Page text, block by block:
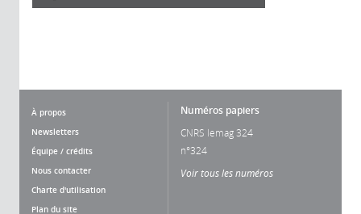
À propos
Newsletters
Équipe / crédits
Nous contacter
Charte d'utilisation
Plan du site
Numéros papiers
CNRS lemag 324
n°324
Voir tous les numéros